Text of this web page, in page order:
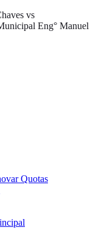
vs
Eng° Manuel
Quotas